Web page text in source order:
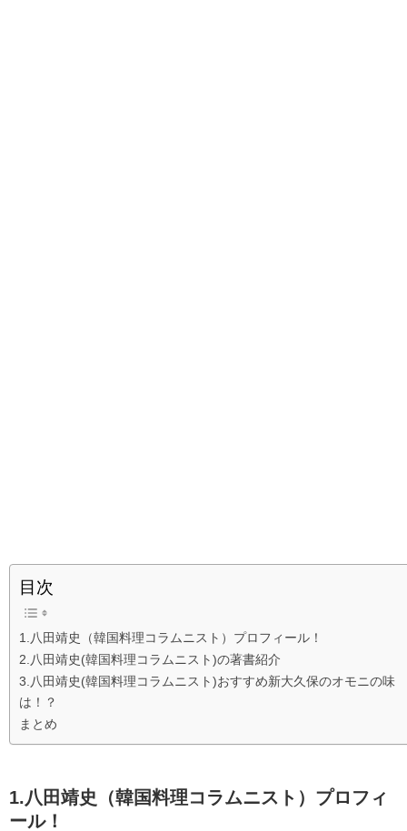
目次
1.八田靖史（韓国料理コラムニスト）プロフィール！
2.八田靖史(韓国料理コラムニスト)の著書紹介
3.八田靖史(韓国料理コラムニスト)おすすめ新大久保のオモニの味
は！？
まとめ
1.八田靖史（韓国料理コラムニスト）プロフィ
ール！